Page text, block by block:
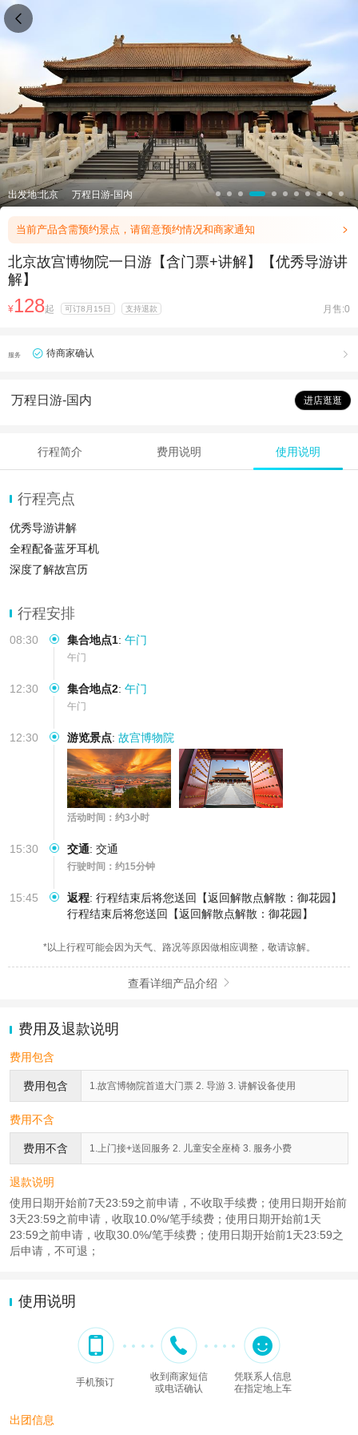
出发地:北京 万程日游-国内
当前产品含需预约景点，请留意预约情况和商家通知 
北京故宫博物院一日游【含门票+讲解】【优秀导游讲
解】
¥128起 可订8月15日 支持退款 月售:0
服务 待商家确认 
万程日游-国内 进店逛逛
行程简介 费用说明 使用说明
行程亮点
优秀导游讲解
全程配备蓝牙耳机
深度了解故宫历
行程安排
08:30 集合地点1: 午门
午门
12:30 集合地点2: 午门
午门
12:30 游览景点: 故宫博物院
活动时间：约3小时
15:30 交通: 交通
行驶时间：约15分钟
15:45 返程: 行程结束后将您送回【返回解散点解散：御花园】
行程结束后将您送回【返回解散点解散：御花园】
*以上行程可能会因为天气、路况等原因做相应调整，敬请谅解。
查看详细产品介绍 
费用及退款说明
费用包含
费用包含 1.故宫博物院首道大门票 2. 导游 3. 讲解设备使用
费用不含
费用不含 1.上门接+送回服务 2. 儿童安全座椅 3. 服务小费
退款说明
使用日期开始前7天23:59之前申请，不收取手续费；使用日期开始前
3天23:59之前申请，收取10.0%/笔手续费；使用日期开始前1天
23:59之前申请，收取30.0%/笔手续费；使用日期开始前1天23:59之
后申请，不可退；
使用说明
手机预订
收到商家短信
或电话确认
凭联系人信息
在指定地上车
出团信息
